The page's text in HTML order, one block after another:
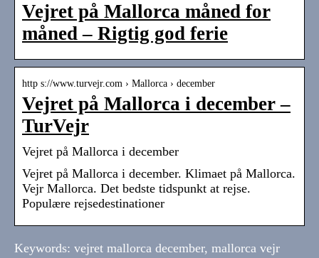
Vejret på Mallorca måned for
måned – Rigtig god ferie
http s://www.turvejr.com › Mallorca › december
Vejret på Mallorca i december –
TurVejr
Vejret på Mallorca i december
Vejret på Mallorca i december. Klimaet på Mallorca.
Vejr Mallorca. Det bedste tidspunkt at rejse.
Populære rejsedestinationer
Keywords: vejret mallorca december, mallorca vejr